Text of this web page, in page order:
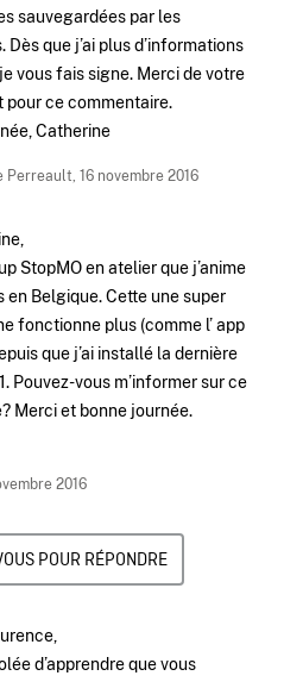
sauvegardées par les
Dès que j’ai plus d’informations
vous fais signe. Merci de votre
pour ce commentaire.
Catherine
Perreault, 16 novembre 2016
StopMO en atelier que j’anime
en Belgique. Cette une super
fonctionne plus (comme l’ app
que j’ai installé la dernière
Pouvez-vous m’informer sur ce
Merci et bonne journée.
2016
POUR RÉPONDRE
d’apprendre que vous